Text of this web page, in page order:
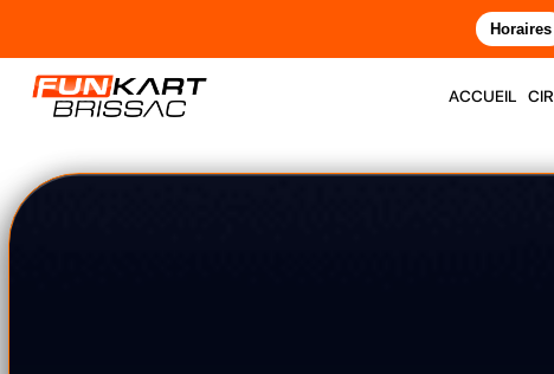
Horaires
accueil